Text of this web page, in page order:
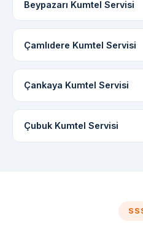
Beypazarı Kumtel Servisi
Çamlıdere Kumtel Servisi
Çankaya Kumtel Servisi
Çubuk Kumtel Servisi